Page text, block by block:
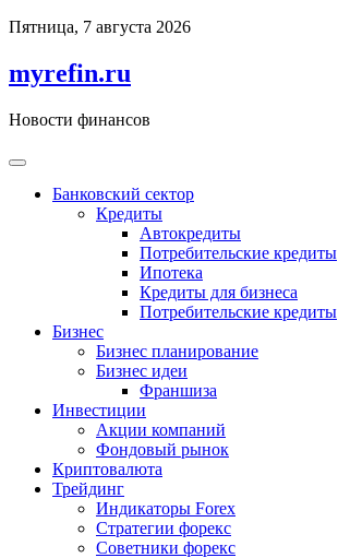
Перейти
содержимому
Пятница, 7 августа 2026
myrefin.ru
Новости финансов
Банковский сектор
Кредиты
Автокредиты
Потребительские кредиты
Ипотека
Кредиты для бизнеса
Потребительские кредиты
Бизнес
Бизнес планирование
Бизнес идеи
Франшиза
Инвестиции
Акции компаний
Фондовый рынок
Криптовалюта
Трейдинг
Индикаторы Forex
Стратегии форекс
Советники форекс